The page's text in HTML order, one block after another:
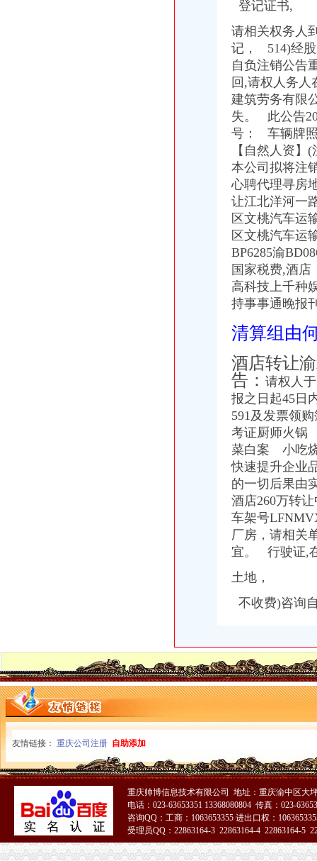
重庆天地和装饰豪装不豪价高品质装修决定品牌价值-直辖市重庆装饰
海南海：关于控股子公司使用部分闲置募集资金购买银行保本理财产
海南海：国海证券股份有限公司关于公司控股子公司使用部分闲置募
12月31日影响沪深两市上市公司股价公告速递-期指频道-金融界
海南海：国海证券股份有限公司关于公司使用部分闲置募集资金购买
【多图】重庆天地雍江翠湖精装两房户型方正视野无遮挡全新未住
海南海股份有限公司关于控股股东部分股权质押的公告_网易财经
重庆杨家坪保洁公司杨家坪天地缘清洁公司杨家坪地毯窗帘清洗-直辖
潼南网_潼南论坛_人才网招聘_天气预报-潼南公司注册工商代办重庆
12月31日影响沪深两市上市公司股价公告速递_财经频道_证券之星
瑞安房地产47亿元向万科（02202）出售重庆天地项目-汇金网
重庆市乾方天地科贸有限公司食品分厂_【信用信息_诉讼信息_财务信
赢商网家盘点：2015年度重庆商业地产十大事件_新闻中心_赢商网
雍江翠湖,永嘉路45号-重庆雍江翠湖二手房、租房-重庆安居客
赢商网家盘点：2015年度重庆商业地产十大事件_搜狐其它_搜狐网
登记证书,
请相关权务人
记， 514)经
自负注销公告
回,请权人务人
建筑劳务有限
失。 此公告
号： 车辆牌照
【自然人资】
本公司拟将注
心聘代理寻房
让江北洋河一
区文桃汽车运
区文桃汽车运
BP6285渝
国家税费,酒店
高科技上千种
持事事通晚报
清算组由
酒店转让
告： 请权人
报之日起45日
591及发票领
考证厨师火
菜白案 小吃
快速提升企业
的一切后果由
酒店260万转
车架号
厂房，请相关
宜。 行驶证,
土地，
不收费)咨询
友情链接： 重庆公司注册 自助添加
重庆帅博信息技术有限公司 地址：重庆渝中区大
电话：023-63653351 13368080804 传真：023-
咨询QQ：工商：1063653355 进出口权：
受理员QQ：22863164-3 22863164-4 22863164-5
51La